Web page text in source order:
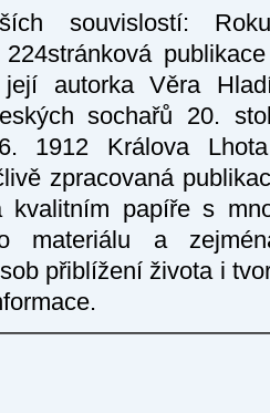
souvislostí:
224stránková
autorka Věra
sochařů 20.
1912 Králova
zpracovaná
kvalitním papíře s
materiálu a
přiblížení života i